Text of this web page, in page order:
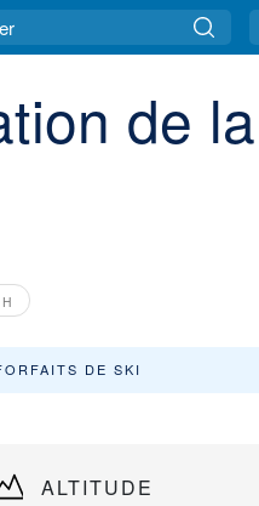
de la
DE SKI
ALTITUDE